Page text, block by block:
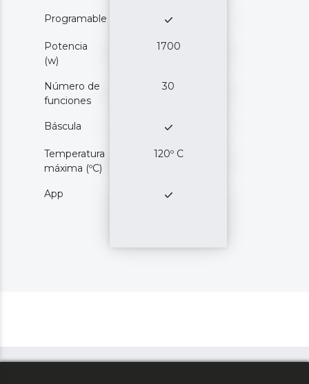
Programable
Potencia
(w)
1700
Número de
funciones
30
Báscula
Temperatura
máxima (ºC)
120º C
App